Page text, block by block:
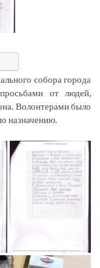
собора города
от людей,
Волонтерами было
назначению.